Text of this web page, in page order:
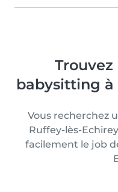
babysitting à
Vous recherchez
Ruffey-lès-
facilement le job